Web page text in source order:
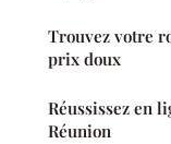
Trouvez votre
prix doux
Réussissez en
Réunion